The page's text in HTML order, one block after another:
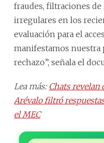
fraudes, filtraciones de
irregulares en los
evaluación para el
manifestamos nuestra
rechazo”, señala el
Lea más: Chats revelan
Arévalo filtró
el MEC